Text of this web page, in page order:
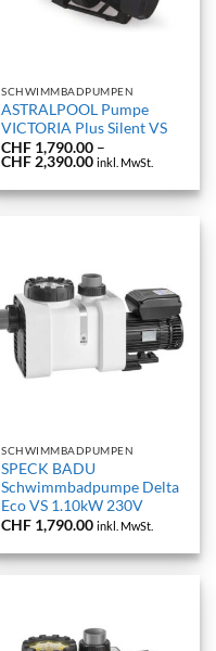
SCHWIMMBADPUMPEN
ASTRALPOOL Pumpe
VICTORIA Plus Silent VS
CHF 1,790.00 –
CHF2,390.00Preisspanne:
bis
CHF 2,390.00
inkl. MwSt.
SCHWIMMBADPUMPEN
SPECK BADU
Schwimmbadpumpe Delta
Eco VS 1.10kW 230V
CHF 1,790.00 inkl. MwSt.